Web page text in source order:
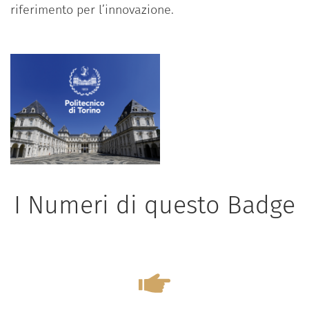
riferimento per l’innovazione.
I Numeri di questo Badge